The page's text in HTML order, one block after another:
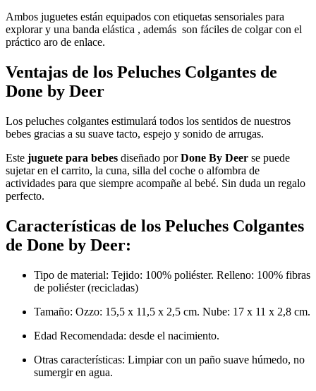
Ambos juguetes están equipados con etiquetas sensoriales para
explorar y una banda elástica , además son fáciles de colgar con el
práctico aro de enlace.
Ventajas de los Peluches Colgantes de
Done by Deer
Los peluches colgantes estimulará todos los sentidos de nuestros
bebes gracias a su suave tacto, espejo y sonido de arrugas.
Este juguete para bebes diseñado porDone By Deer se puede
sujetar en el carrito, la cuna, silla del coche o alfombra de
actividades para que siempre acompañe al bebé. Sin duda un regalo
perfecto.
Características de los Peluches Colgantes
de Done by Deer:
Tipo de material: Tejido: 100% poliéster. Relleno: 100% fibras
de poliéster (recicladas)
Tamaño: Ozzo: 15,5 x 11,5 x 2,5 cm. Nube: 17 x 11 x 2,8 cm.
Edad Recomendada: desde el nacimiento.
Otras características: Limpiar con un paño suave húmedo, no
sumergir en agua.